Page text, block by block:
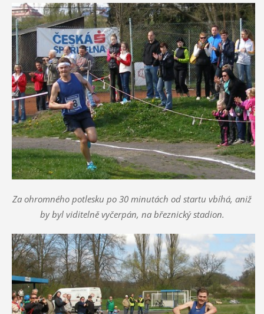
Za ohromného potlesku po 30 minutách od startu vbíhá, aniž
by byl viditelně vyčerpán, na březnický stadion.